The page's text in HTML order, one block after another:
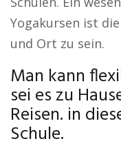
Yogakursen ist
und Ort zu sein.
Man kann
sei es zu
Reisen. in
Schule.